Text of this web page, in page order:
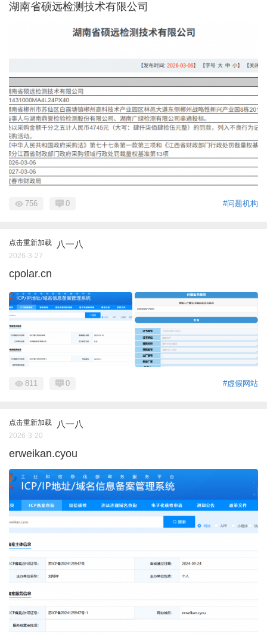
湖南省硕远检测技术有限公司
#问题机构
756 0
点击重新加载 八一八
2026-3-27
cpolar.cn
#虚假网站
811 0
点击重新加载 八一八
2026-3-20
erweikan.cyou